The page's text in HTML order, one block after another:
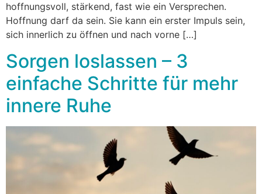
hoffnungsvoll, stärkend, fast wie ein Versprechen.
Hoffnung darf da sein. Sie kann ein erster Impuls sein,
sich innerlich zu öffnen und nach vorne […]
Sorgen loslassen – 3
einfache Schritte für mehr
innere Ruhe